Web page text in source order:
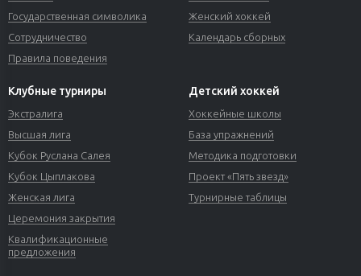
Государственная символика
Сотрудничество
Правила поведения
Женский хоккей
Календарь сборных
Клубные турниры
Экстралига
Высшая лига
Кубок Руслана Салея
Кубок Цыплакова
Женская лига
Церемония закрытия
Квалификационные
предложения
Детский хоккей
Хоккейные школы
База упражнений
Методика подготовки
Проект «Пять звезд»
Турнирные таблицы